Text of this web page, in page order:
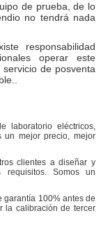
de prueba, de lo
no tendrá nada
responsabilidad
operar este
de posventa
laboratorio eléctricos,
un mejor precio, mejor
clientes a diseñar y
Somos un
garantía 100% antes de
la calibración de tercer